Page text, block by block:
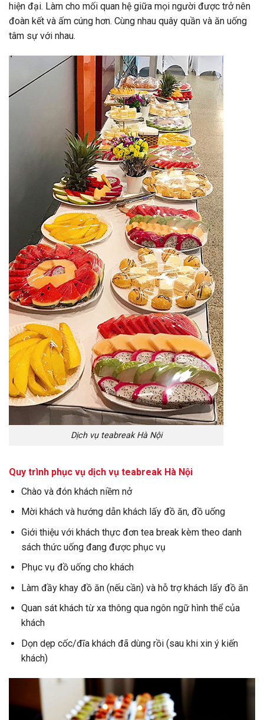
hiện đại. Làm cho mối quan hệ giữa mọi người được trở nên
đoàn kết và ấm cúng hơn. Cùng nhau quây quần và ăn uống
tâm sự với nhau.
Dịch vụ teabreak Hà Nội
Quy trình phục vụ dịch vụ teabreak Hà Nội
Chào và đón khách niềm nở
Mời khách và hướng dẫn khách lấy đồ ăn, đồ uống
Giới thiệu với khách thực đơn tea break kèm theo danh
sách thức uống đang được phục vụ
Phục vụ đồ uống cho khách
Làm đầy khay đồ ăn (nếu cần) và hỗ trợ khách lấy đồ ăn
Quan sát khách từ xa thông qua ngôn ngữ hình thể của
khách
Dọn dẹp cốc/đĩa khách đã dùng rồi (sau khi xin ý kiến
khách)